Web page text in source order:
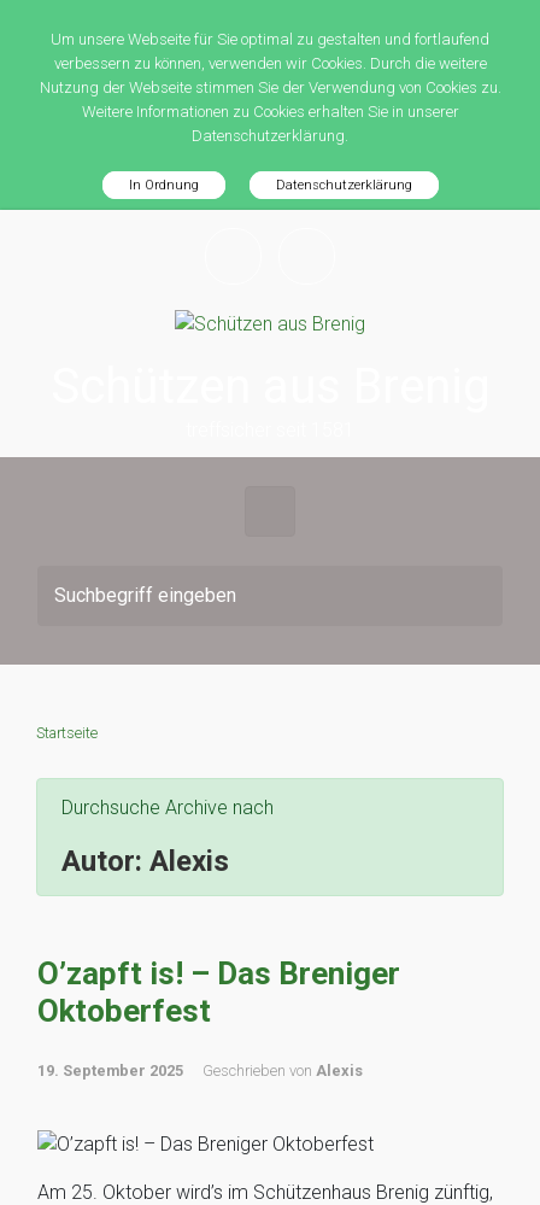
Um unsere Webseite für Sie optimal zu gestalten und fortlaufend
verbessern zu können, verwenden wir Cookies. Durch die weitere
Nutzung der Webseite stimmen Sie der Verwendung von Cookies zu.
Weitere Informationen zu Cookies erhalten Sie in unserer
Datenschutzerklärung.
In Ordnung Datenschutzerklärung
Startseite
Durchsuche Archive nach
Autor: Alexis
O’zapft is! – Das Breniger
Oktoberfest
19. September 2025 Geschrieben von Alexis
Am 25. Oktober wird’s im Schützenhaus Brenig zünftig,